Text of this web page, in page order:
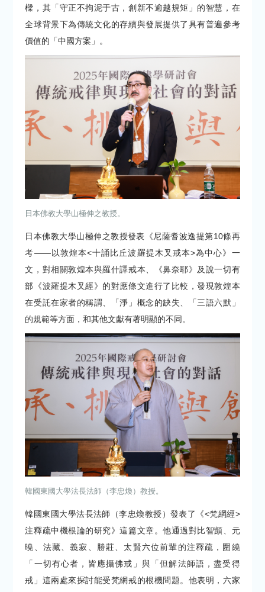
樑，其「守正不拘泥于古，創新不逾越規矩」的智慧，在
全球背景下為傳統文化的存續與發展提供了具有普遍參考
價值的「中國方案」。
日本佛教大學山極伸之教授。
日本佛教大學山極伸之教授發表《尼薩耆波逸提第10條再
考——以敦煌本<十誦比丘波羅提木叉戒本>為中心》一
文，對相關敦煌本與羅什譯戒本、《鼻奈耶》及說一切有
部《波羅提木叉經》的對應條文進行了比較，發現敦煌本
在受託在家者的稱謂、「淨」概念的缺失、「三語六默」
的規範等方面，和其他文獻有著明顯的不同。
韓國東國大學法長法師（李忠煥）教授。
韓國東國大學法長法師（李忠煥教授）發表了《<梵網經>
注釋疏中機根論的研究》這篇文章。他通過對比智顗、元
曉、法藏、義寂、勝莊、太賢六位前輩的注釋疏，圍繞
「一切有心者，皆應攝佛戒」與「但解法師語，盡受得
戒」這兩處來探討能受梵網戒的根機問題。他表明，六家